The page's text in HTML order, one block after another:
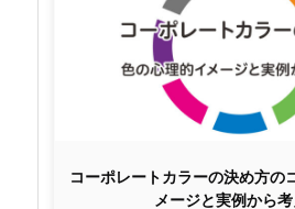
コーポレートカラーの決め方の
メージと実例から